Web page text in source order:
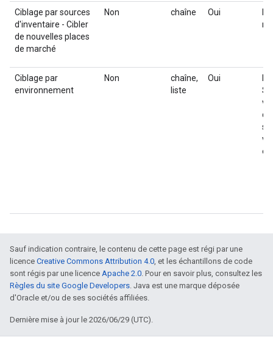
Ciblage par sources
d'inventaire - Cibler
de nouvelles places
de marché
Non chaîne Oui
Ciblage par
environnement
Non
chaîne,
liste
Oui
Sauf indication contraire, le contenu de cette page est régi par une
licence Creative Commons Attribution 4.0, et les échantillons de code
sont régis par une licence Apache 2.0. Pour en savoir plus, consultez les
Règles du site Google Developers. Java est une marque déposée
d'Oracle et/ou de ses sociétés affiliées.
Dernière mise à jour le 2026/06/29 (UTC).